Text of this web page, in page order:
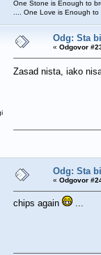
One Stone is Enough to
.... One Love is Enough to
Odg: Sta
« Odgovor
Zasad nista, iako
Odg: Sta
« Odgovor
chips again ...